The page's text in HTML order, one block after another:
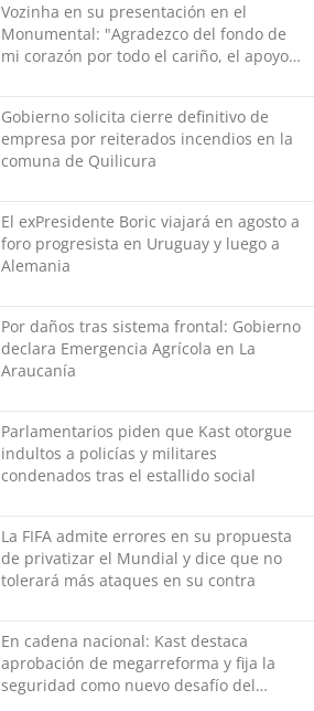
Vozinha en su presentación en el
Monumental: "Agradezco del fondo de
mi corazón por todo el cariño, el apoyo
Gobierno solicita cierre definitivo de
empresa por reiterados incendios en la
comuna de Quilicura
El exPresidente Boric viajará en agosto a
foro progresista en Uruguay y luego a
Alemania
Por daños tras sistema frontal: Gobierno
declara Emergencia Agrícola en La
Araucanía
Parlamentarios piden que Kast otorgue
indultos a policías y militares
condenados tras el estallido social
La FIFA admite errores en su propuesta
de privatizar el Mundial y dice que no
tolerará más ataques en su contra
En cadena nacional: Kast destaca
aprobación de megarreforma y fija la
seguridad como nuevo desafío del